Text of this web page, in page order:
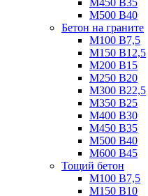
М450 B35
М500 B40
Бетон на граните
М100 B7,5
М150 B12,5
М200 B15
М250 B20
М300 B22,5
М350 B25
М400 B30
М450 B35
М500 B40
М600 B45
Тощий бетон
М100 В7,5
М150 В10